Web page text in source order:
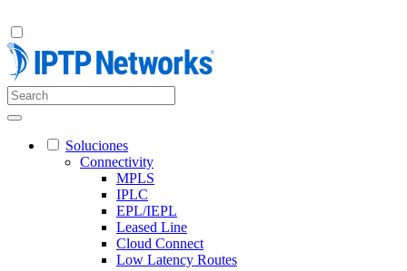
Soluciones
Connectivity
MPLS
IPLC
EPL/IEPL
Leased Line
Cloud Connect
Low Latency Routes